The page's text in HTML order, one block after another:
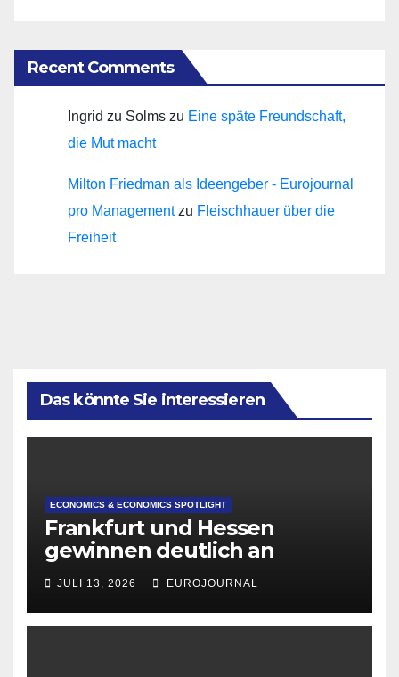
Recent Comments
Ingrid zu Solms zu Eine späte Freundschaft,
die Mut macht
Milton Friedman als Ideengeber - Eurojournal
pro Managementzu Fleischhauer über die
Freiheit
Das könnte Sie interessieren
ECONOMICS & ECONOMICS SPOTLIGHT
Frankfurt und Hessen
gewinnen deutlich an
Attraktivität für Startup-
Gründungen
JULI 13, 2026 EUROJOURNAL